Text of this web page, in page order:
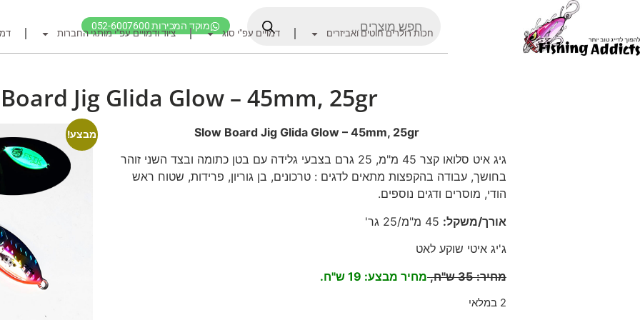
מוקד המכירות 052-6007600
דף הבית
דמויים מומלצים לדיג
חכות
רולרים
אביזרים לרולר
אביזרים מומלצים
קרסי דייג ואביזרים
חכות רולרים חוטים ואביזרים דמויים עפ"י סוג ציוד ודמויים עפ"י מותגי החברות
Jig Glida Glow – 45mm, 25gr
Slow Board Jig Glida Glow – 45mm, 25gr
גיג איט סלואו קצר 45 מ"מ, 25 גרם בצבעי גלידה עם בטן כתומה ובצד השני זוהר
בחושך, עבודה בהקפצות מתאים לדגים : טרכונים, בן גוריון, פרידות, שטוח ראש
הודי, מוסרים ודגים נוספים.
אורך/משקל:
מ"מ/25 גר'
ג'יג איטי שוקע לאט
מחיר:
35 ש"ח,מחיר מבצע: 19 ש"ח.
2 במלאי
מבצע!